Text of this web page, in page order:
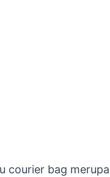
courier bag